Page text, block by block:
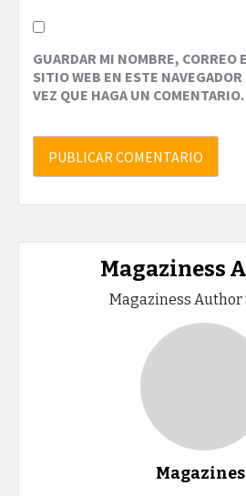
GUARDAR MI NOMBRE, CORREO
SITIO WEB EN ESTE
VEZ QUE HAGA UN COMENTARIO.
Magaziness
Magaziness